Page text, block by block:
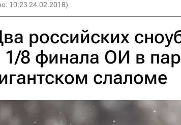
10:23 24.02.2018)
российских
1/8 финала ОИ в
слаломе